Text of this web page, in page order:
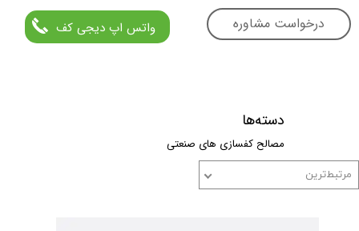
درخواست مشاوره واتس اپ دیجی کف
دسته‌ها
مصالح کفسازی های صنعتی
مرتبط‌ترین